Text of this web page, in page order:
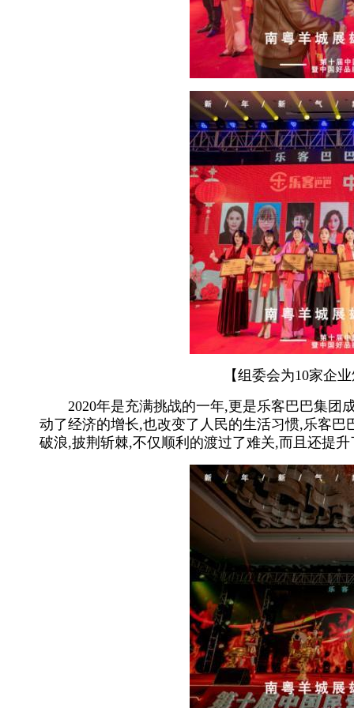
【组委会为10家企业
2020年是充满挑战的一年,更是乐客巴巴集团
动了经济的增长,也改变了人民的生活习惯,乐客
破浪,披荆斩棘,不仅顺利的渡过了难关,而且还提